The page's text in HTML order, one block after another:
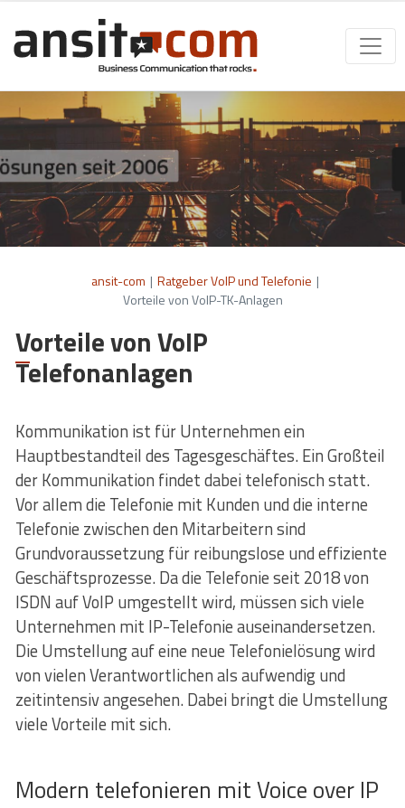
ansit-com | Ratgeber VoIP und Telefonie |
Vorteile von VoIP-TK-Anlagen
Vorteile von VoIP
Telefonanlagen
Kommunikation ist für Unternehmen ein
Hauptbestandteil des Tagesgeschäftes. Ein Großteil
der Kommunikation findet dabei telefonisch statt.
Vor allem die Telefonie mit Kunden und die interne
Telefonie zwischen den Mitarbeitern sind
Grundvoraussetzung für reibungslose und effiziente
Geschäftsprozesse. Da die Telefonie seit 2018 von
ISDN auf VoIP umgestellt wird, müssen sich viele
Unternehmen mit IP-Telefonie auseinandersetzen.
Die Umstellung auf eine neue Telefonielösung wird
von vielen Verantwortlichen als aufwendig und
zeitintensiv angesehen. Dabei bringt die Umstellung
viele Vorteile mit sich.
Modern telefonieren mit Voice over IP